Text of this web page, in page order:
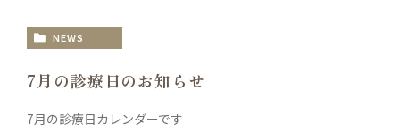
NEWS
7月の診療日のお知らせ
7月の診療日カレンダーです